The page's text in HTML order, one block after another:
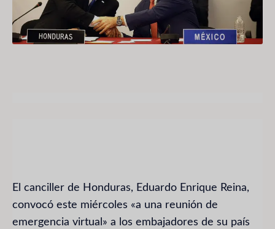
El canciller de Honduras, Eduardo Enrique Reina,
convocó este miércoles «a una reunión de
emergencia virtual» a los embajadores de su país